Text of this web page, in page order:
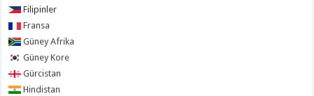
Filipinler
Fransa
Güney Afrika
Güney Kore
Gürcistan
Hindistan